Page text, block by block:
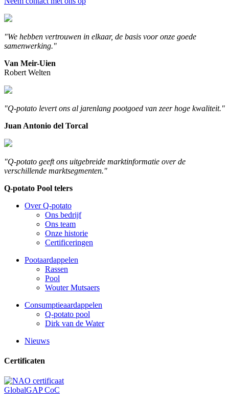
"We hebben vertrouwen in elkaar, de basis voor onze goede
samenwerking."
Van Meir-Uien
Robert Welten
"Q-potato levert ons al jarenlang pootgoed van zeer hoge kwaliteit."
Juan Antonio del Torcal
"Q-potato geeft ons uitgebreide marktinformatie over de
verschillende marktsegmenten."
Q-potato Pool telers
Over Q-potato
Ons bedrijf
Ons team
Onze historie
Certificeringen
Pootaardappelen
Rassen
Pool
Wouter Mutsaers
Consumptieaardappelen
Q-potato pool
Dirk van de Water
Nieuws
Certificaten
GlobalGAP CoC